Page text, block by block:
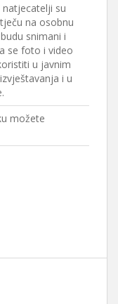
su
na osobnu
snimani i
se foto i video
u javnim
i u
možete